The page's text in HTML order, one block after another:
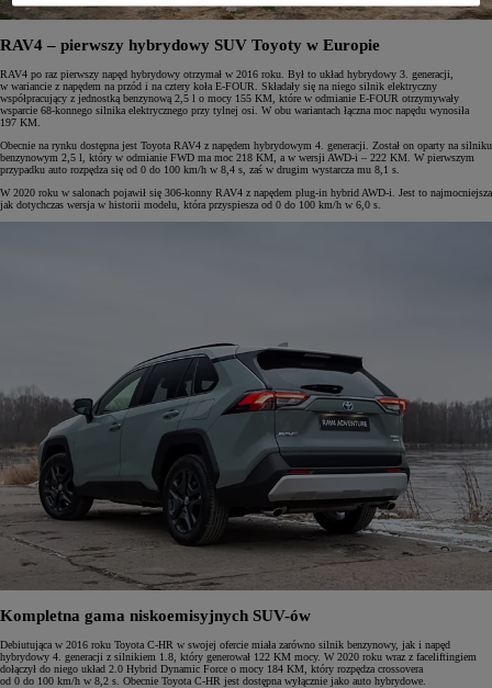
RAV4 – pierwszy hybrydowy SUV Toyoty w Europie
RAV4 po raz pierwszy napęd hybrydowy otrzymał w 2016 roku. Był to układ hybrydowy 3. generacji,
w wariancie z napędem na przód i na cztery koła E-FOUR. Składały się na niego silnik elektryczny
współpracujący z jednostką benzynową 2,5 l o mocy 155 KM, które w odmianie E-FOUR otrzymywały
wsparcie 68-konnego silnika elektrycznego przy tylnej osi. W obu wariantach łączna moc napędu wynosiła
197 KM.
Obecnie na rynku dostępna jest Toyota RAV4 z napędem hybrydowym 4. generacji. Został on oparty na silniku
benzynowym 2,5 l, który w odmianie FWD ma moc 218 KM, a w wersji AWD-i – 222 KM. W pierwszym
przypadku auto rozpędza się od 0 do 100 km/h w 8,4 s, zaś w drugim wystarcza mu 8,1 s.
W 2020 roku w salonach pojawił się 306-konny RAV4 z napędem plug-in hybrid AWD-i. Jest to najmocniejsza
jak dotychczas wersja w historii modelu, która przyspiesza od 0 do 100 km/h w 6,0 s.
Kompletna gama niskoemisyjnych SUV-ów
Debiutująca w 2016 roku Toyota C-HR w swojej ofercie miała zarówno silnik benzynowy, jak i napęd
hybrydowy 4. generacji z silnikiem 1.8, który generował 122 KM mocy. W 2020 roku wraz z faceliftingiem
dołączył do niego układ 2.0 Hybrid Dynamic Force o mocy 184 KM, który rozpędza crossovera
od 0 do 100 km/h w 8,2 s. Obecnie Toyota C-HR jest dostępna wyłącznie jako auto hybrydowe.